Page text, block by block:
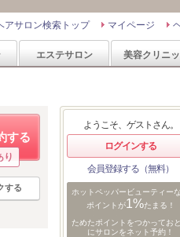
マイページ
アサロン検索トップ
エステサロン 美容クリニ
する
り
する
ようこそ、ゲストさん。
ログインする
会員登録する（無料）
ホットペッパービューティー
ポイントが1%たまる！
ためたポイントをつかっておと
にサロンをネット予約！